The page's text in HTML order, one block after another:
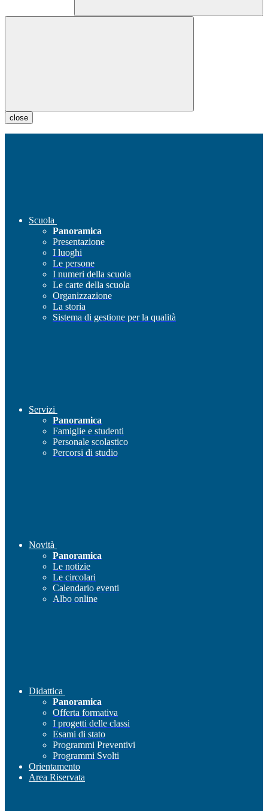
close
Scuola
Panoramica
Presentazione
I luoghi
Le persone
I numeri della scuola
Le carte della scuola
Organizzazione
La storia
Sistema di gestione per la qualità
Servizi
Panoramica
Famiglie e studenti
Personale scolastico
Percorsi di studio
Novità
Panoramica
Le notizie
Le circolari
Calendario eventi
Albo online
Didattica
Panoramica
Offerta formativa
I progetti delle classi
Esami di stato
Programmi Preventivi
Programmi Svolti
Orientamento
Area Riservata